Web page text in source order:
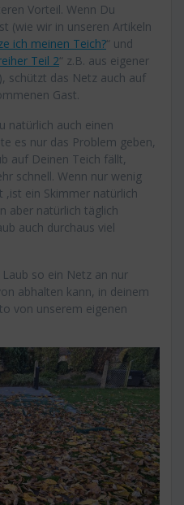
Vorteil. Wenn Du
(wie wir in unseren Artikeln
ich meinen Teich?“ und
Teil 2“ z.B. aus eigener
schützt das Netz auch auf
Gast.
natürlich auch einen
es nur das Problem geben,
auf Deinen Teich fällt,
schnell. Wenn nur wenig
,ist ein Skimmer natürlich
aber natürlich täglich
auch durchaus viel
so ein Netz an nur
abhalten kann, in deinem
von unserem eigenen